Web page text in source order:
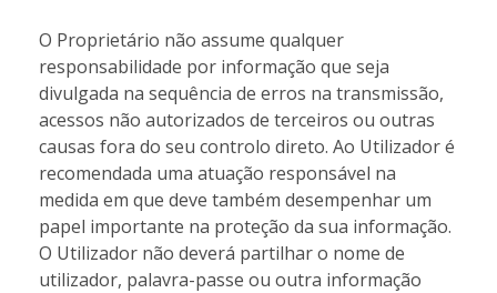
O Proprietário não assume qualquer
responsabilidade por informação que seja
divulgada na sequência de erros na transmissão,
acessos não autorizados de terceiros ou outras
causas fora do seu controlo direto. Ao Utilizador é
recomendada uma atuação responsável na
medida em que deve também desempenhar um
papel importante na proteção da sua informação.
O Utilizador não deverá partilhar o nome de
utilizador, palavra-passe ou outra informação